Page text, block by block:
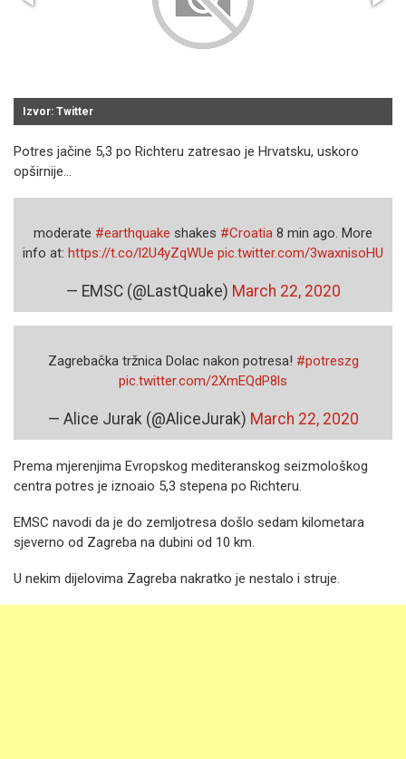
Izvor: Twitter
Potres jačine 5,3 po Richteru zatresao je Hrvatsku, uskoro
opširnije...
moderate #earthquake shakes #Croatia 8 min ago. More
info at: https://t.co/l2U4yZqWUe pic.twitter.com/3waxnisoHU
— EMSC (@LastQuake) March 22, 2020
Zagrebačka tržnica Dolac nakon potresa! #potreszg
pic.twitter.com/2XmEQdP8ls
— Alice Jurak (@AliceJurak) March 22, 2020
Prema mjerenjima Evropskog mediteranskog seizmološkog
centra potres je iznoaio 5,3 stepena po Richteru.
EMSC navodi da je do zemljotresa došlo sedam kilometara
sjeverno od Zagreba na dubini od 10 km.
U nekim dijelovima Zagreba nakratko je nestalo i struje.